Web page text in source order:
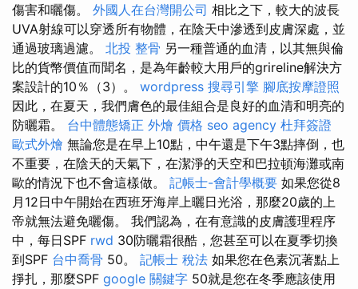
傷害和曬傷。 外國人在台灣開公司 相比之下，較大的波長
UVA射線可以穿透所有物體，在陰天中滲透到皮膚深處，並
通過玻璃過濾。 北投 整骨 另一種普通的血清，以其無與倫
比的貨幣價值而聞名，是為年齡較大用戶的grireline解決方
案設計的10％（3）。 wordpress 搜尋引擎 腳底按摩證照
因此，在夏天，我們膚色的最佳組合是良好的血清和明亮的
防曬霜。 台中體態矯正 外燴 價格 seo agency 杜拜簽證
歐式外燴 無論您是在早上10點，中午還是下午3點摔倒，也
不重要，在陰天的天氣下，在潔淨的天空和巴拉頓海灘或南
歐的情況下也不會這樣做。 記帳士-會計學概要 如果您從8
月12日中午開始在西班牙海岸上曬日光浴，那麼20歲的上
帝就無法避免曬傷。 我們認為，在有意識的皮膚護理程序
中，每日SPF rwd 30防曬霜很酷，您甚至可以在夏季切換
到SPF 台中喬骨 50。 記帳士 稅法 如果您在色素沉著點上
掙扎，那麼SPF google 關鍵字 50就是您在冬季應該使用